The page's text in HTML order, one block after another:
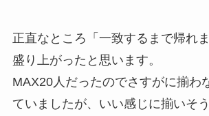
正直なところ「一致するまで帰れ
盛り上がったと思います。
MAX20人だったのでさすがに揃わ
ていましたが、いい感じに揃いそ